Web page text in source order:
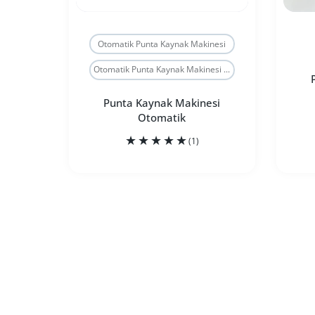
Otomatik Punta Kaynak Makinesi
Otomatik Punta Kaynak Makinesi ...
Punta Kaynak Makinesi
Otomatik
(1)